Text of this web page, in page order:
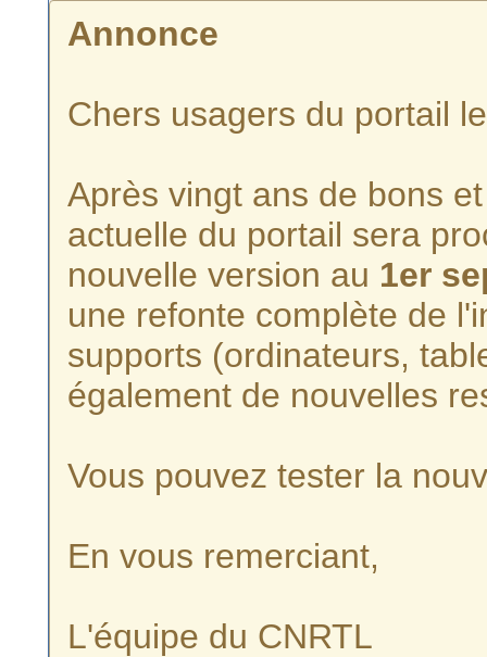
Annonce
Chers usagers du portail
Après vingt ans de bons
actuelle du portail sera
nouvelle version au 1er
une refonte complète de
supports (ordinateurs,
également de nouvelles
Vous pouvez tester la
En vous remerciant,
L'équipe du CNRTL